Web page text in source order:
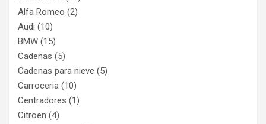
Alfa Romeo (2)
Audi (10)
BMW (15)
Cadenas (5)
Cadenas para nieve (5)
Carroceria (10)
Centradores (1)
Citroen (4)